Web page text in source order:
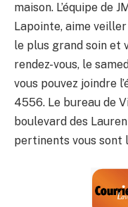
maison. L’équipe de
Lapointe, aime
le plus grand soin et
rendez-vous, le
vous pouvez joindre
4556. Le bureau de
boulevard des
pertinents vous sont